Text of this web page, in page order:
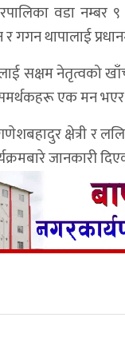
वडा नम्बर
गगन थापालाई
सक्षम नेतृत्वको
एक मन भएर
क्षेत्री र
जानकारी